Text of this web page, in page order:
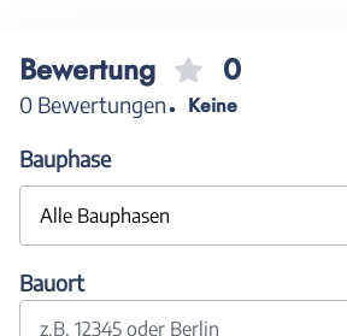
Bewertung 0
0 Bewertungen
Keine
Bauphase
Alle Bauphasen
Bauort
z.B. 12345 oder Berlin